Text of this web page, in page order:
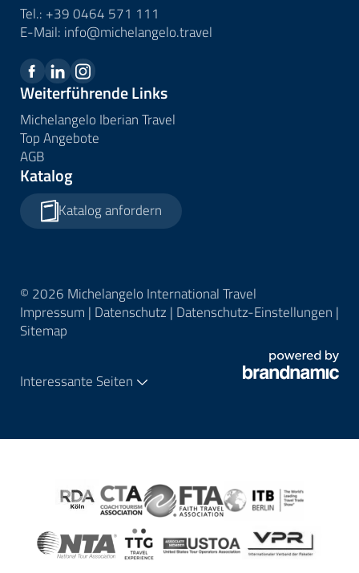
Tel.: +39 0464 571 111
E-Mail: info@michelangelo.travel
Weiterführende Links
Michelangelo Iberian Travel
Top Angebote
AGB
Katalog
Katalog anfordern
© 2026 Michelangelo International Travel
Impressum | Datenschutz | Datenschutz-Einstellungen |
Sitemap
Interessante Seiten